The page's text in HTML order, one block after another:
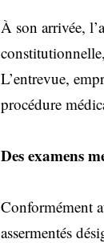
À son arrivée,
L’entrevue,
procédure
Des examens
Conformément
assermentés